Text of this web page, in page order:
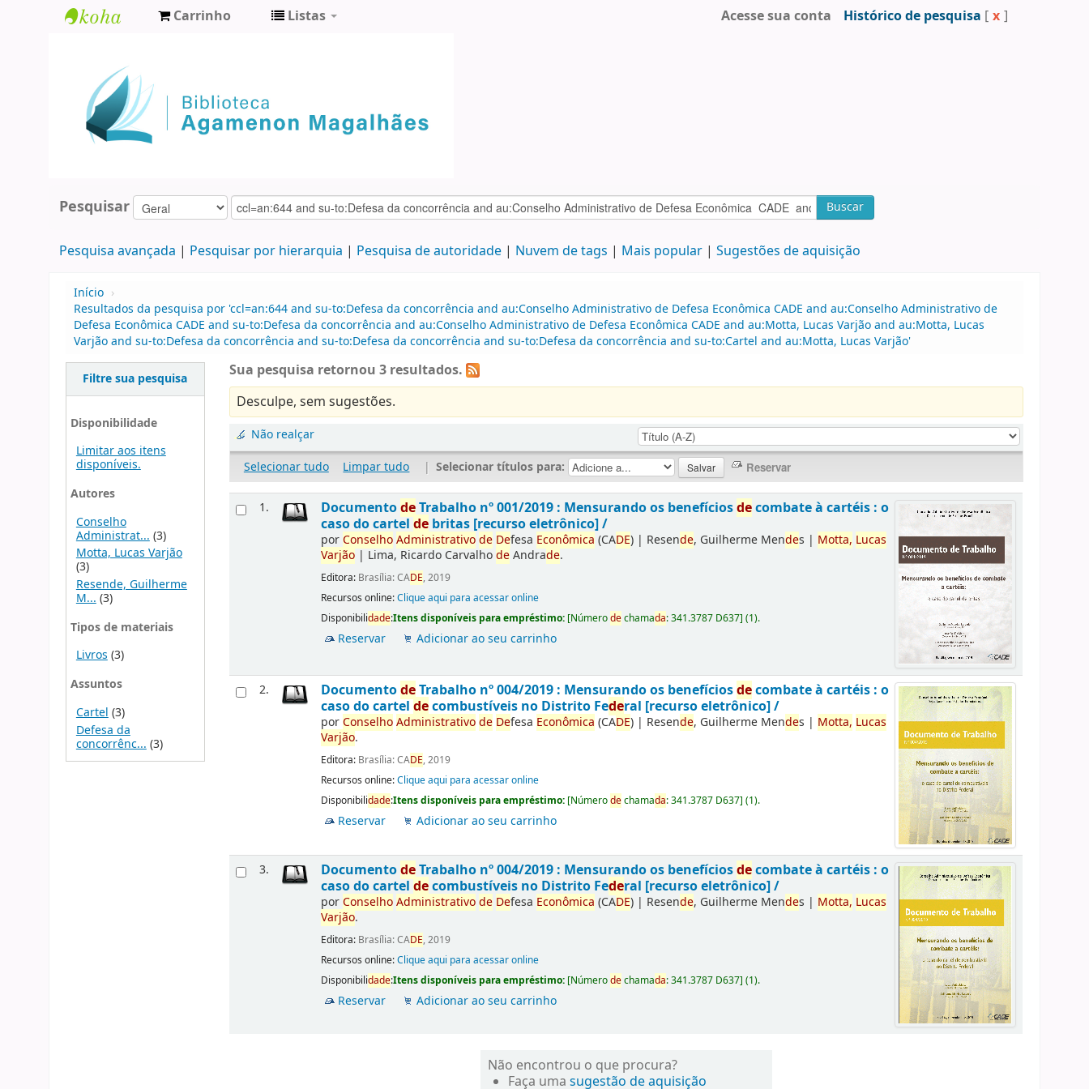
Agamenon
Magalhães
Carrinho Listas Acesse sua conta Histórico de pesquisa [ x ]
Pesquisar Buscar
Pesquisa avançada Pesquisar por hierarquia Pesquisa de autoridade Nuvem de tags Mais popular Sugestões de aquisição
Início ›
Resultados da pesquisa por 'ccl=an:644 and su-to:Defesa da concorrência and au:Conselho Administrativo de Defesa Econômica CADE and au:Conselho Administrativo de
Defesa Econômica CADE and su-to:Defesa da concorrência and au:Conselho Administrativo de Defesa Econômica CADE and au:Motta, Lucas Varjão and au:Motta, Lucas
Varjão and su-to:Defesa da concorrência and su-to:Defesa da concorrência and su-to:Defesa da concorrência and su-to:Cartel and au:Motta, Lucas Varjão'
Filtre sua pesquisa
Disponibilidade
Limitar aos itens
disponíveis.
Autores
Conselho
Administrat... (3)
Motta, Lucas Varjão
(3)
Resende, Guilherme
M... (3)
Tipos de materiais
Livros(3)
Assuntos
Cartel (3)
Defesa da
concorrênc... (3)
Sua pesquisa retornou 3 resultados.
Desculpe, sem sugestões.
Não realçar
Selecionar tudo
Limpar tudo | Selecionar títulos para:
1. DocumentodeTrabalho nº 001/2019 : Mensurando os benefíciosdecombate à cartéis : o
caso do cartelde britas [recurso eletrônico] /
porConselhoAdministrativode Defesa Econômica (CADE) | Resende, Guilherme Mendes | Motta, Lucas
Varjão | Lima, Ricardo CarvalhodeAndrade.
Editora: Brasília: CADE, 2019
Recursos online:Clique aqui para acessar online
Disponibilidade:Itens disponíveis para empréstimo: [Númerodechamada:341.3787 D637](1).
Reservar Adicionar ao seu carrinho
2. DocumentodeTrabalho nº 004/2019 : Mensurando os benefíciosdecombate à cartéis : o
caso do carteldecombustíveis no Distrito Federal [recurso eletrônico] /
porConselhoAdministrativode Defesa Econômica (CADE) | Resende, Guilherme Mendes | Motta, Lucas
Varjão.
Editora: Brasília: CADE, 2019
Recursos online:Clique aqui para acessar online
Disponibilidade:Itens disponíveis para empréstimo: [Númerodechamada:341.3787 D637](1).
Reservar Adicionar ao seu carrinho
3. DocumentodeTrabalho nº 004/2019 : Mensurando os benefíciosdecombate à cartéis : o
caso do carteldecombustíveis no Distrito Federal [recurso eletrônico] /
porConselhoAdministrativode Defesa Econômica (CADE) | Resende, Guilherme Mendes | Motta, Lucas
Varjão.
Editora: Brasília: CADE, 2019
Recursos online:Clique aqui para acessar online
Disponibilidade:Itens disponíveis para empréstimo: [Númerodechamada:341.3787 D637](1).
Reservar Adicionar ao seu carrinho
Não encontrou o que procura?
Faça uma sugestão de aquisição